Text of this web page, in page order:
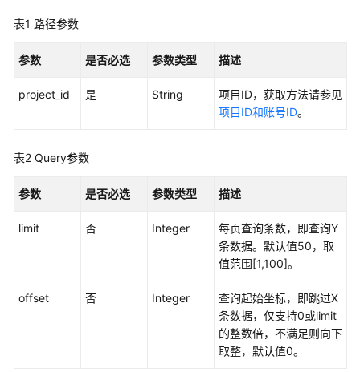
入
户
佳
实
践
考
表1 路径参数
参数 是否必选 参数类型 描述
project_id 是 String
项目ID，获取方法请参见
项目ID和账号ID。
表2 Query参数
参数 是否必选 参数类型 描述
limit 否 Integer
每页查询条数，即查询Y
条数据。默认值50，取
值范围[1,100]。
offset 否 Integer
查询起始坐标，即跳过X
条数据，仅支持0或limit
的整数倍，不满足则向下
取整，默认值0。